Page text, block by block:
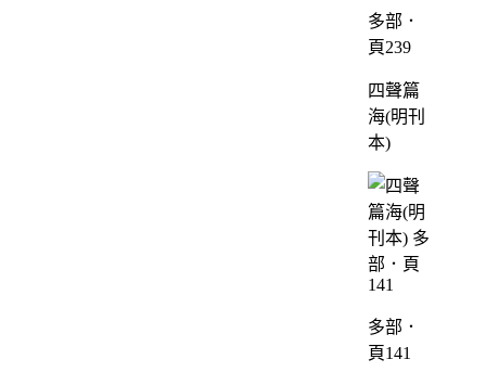
多部．
頁239
四聲篇
海(明刊
本)
多部．
頁141